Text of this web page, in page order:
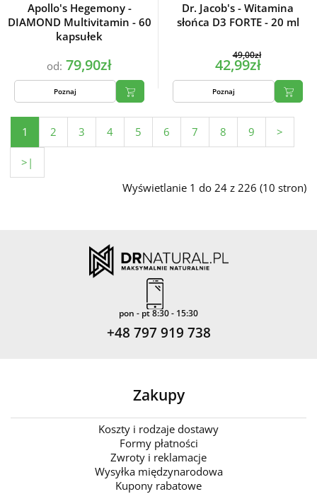
Apollo's Hegemony -
DIAMOND Multivitamin - 60
kapsułek
od: 79,90zł
Poznaj
Dr. Jacob's - Witamina
słońca D3 FORTE - 20 ml
49,00zł
42,99zł
Poznaj
1 2 3 4 5 6 7 8 9 >
>|
Wyświetlanie 1 do 24 z 226 (10 stron)
pon - pt 8:30 - 15:30
+48 797 919 738
Zakupy
Koszty i rodzaje dostawy
Formy płatności
Zwroty i reklamacje
Wysyłka międzynarodowa
Kupony rabatowe